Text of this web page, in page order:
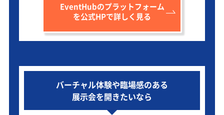
バーチャル体験や臨場感のある
展示会を開きたいなら
EventHubのプラットフォーム
を公式HPで詳しく見る